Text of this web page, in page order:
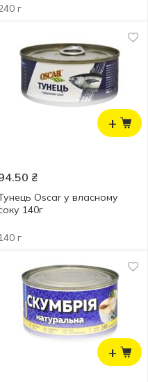
г
+
₴
Oscar у власному
140г
г
+